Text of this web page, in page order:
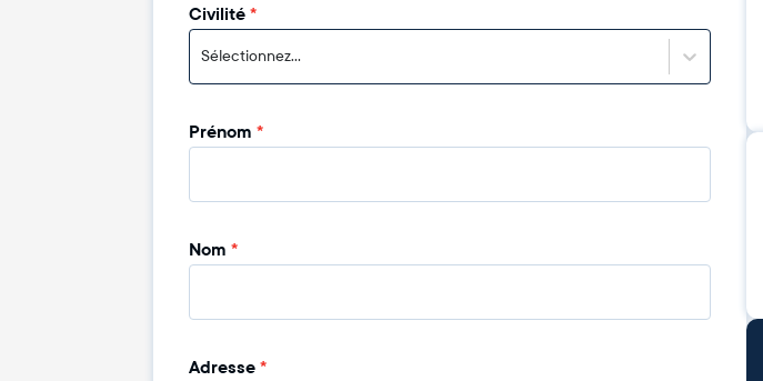
Civilité*
Sélectionnez...
Prénom *
Nom *
Adresse*